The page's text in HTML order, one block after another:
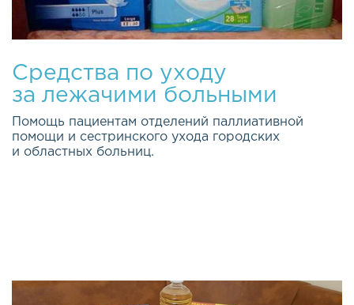
Средства по уходу
за лежачими больными
Помощь пациентам отделений паллиативной
помощи и сестринского ухода городских
и областных больниц.